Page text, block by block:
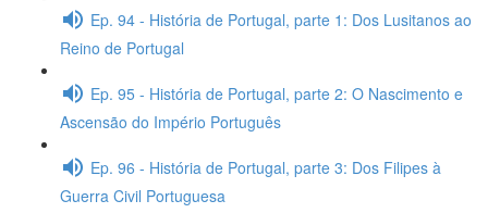
Ep. 94 - História de Portugal, parte 1: Dos Lusitanos ao
Reino de Portugal
Ep. 95 - História de Portugal, parte 2: O Nascimento e
Ascensão do Império Português
Ep. 96 - História de Portugal, parte 3: Dos Filipes à
Guerra Civil Portuguesa